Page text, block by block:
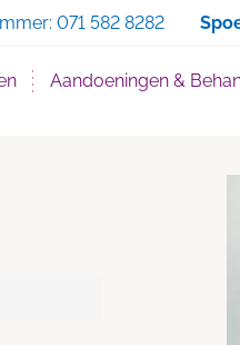
071 582 8282
Aandoeningen &